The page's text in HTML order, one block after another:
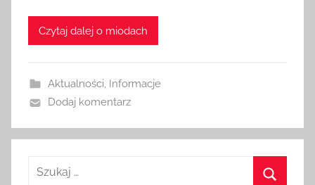
Czytaj dalej o miodach
Aktualności, Informacje
Dodaj komentarz
Szukaj: